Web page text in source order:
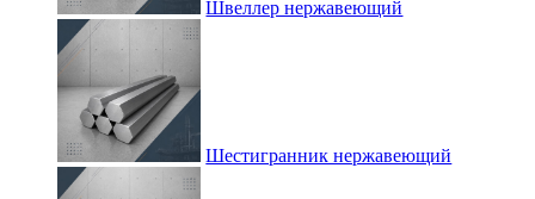
Швеллер нержавеющий
Шестигранник нержавеющий